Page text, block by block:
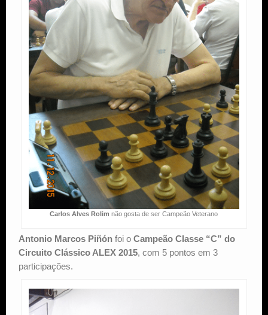
Carlos Alves Rolim não gosta de ser Campeão Veterano
Antonio Marcos Piñón foi o Campeão Classe “C” do
Circuito Clássico ALEX 2015, com 5 pontos em 3
participações.